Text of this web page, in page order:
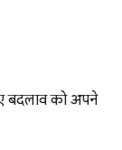
बदलाव को अपने